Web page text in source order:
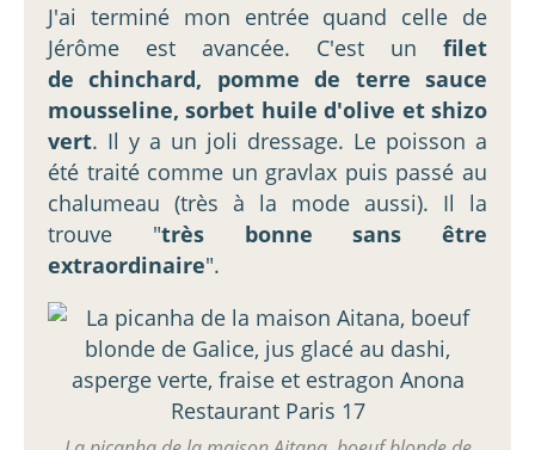
J'ai terminé mon entrée quand celle de
Jérôme est avancée. C'est un filet
de chinchard, pomme de terre sauce
mousseline, sorbet huile d'olive et shizo
vert. Il y a un joli dressage. Le poisson a
été traité comme un gravlax puis passé au
chalumeau (très à la mode aussi). Il la
trouve "très bonne sans être
extraordinaire".